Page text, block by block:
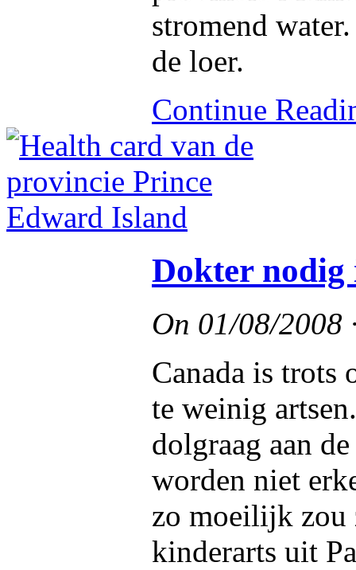
stromend
de loer.
Continue
Dokter nodig
On 01/08/2008
Canada is trots
te weinig
dolgraag aan
worden niet
zo moeilijk zou
kinderarts uit